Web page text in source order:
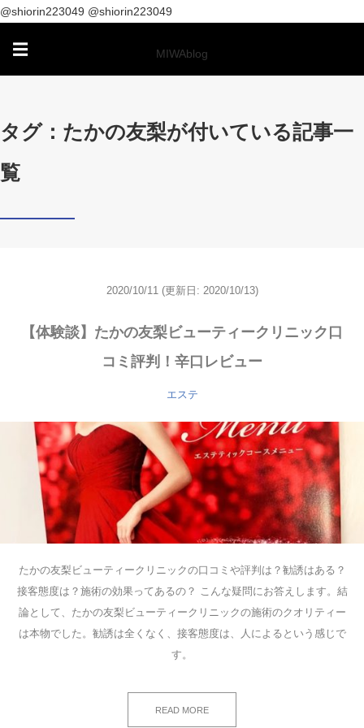
@shiorin223049 @shiorin223049
☰ MIWAblog
タグ：たかの友梨が付いている記事一
覧
2020/10/11 (更新日: 2020/10/13)
【体験談】たかの友梨ビューティークリニック口
コミ評判！辛口レビュー
エステ
たかの友梨ビューティークリニックの口コミや評判は？勧誘はある？
接客態度は？施術の効果ってあるの？ こんな疑問にお答えします。結
論として、たかの友梨ビューティークリニックの施術のクオリティー
は本物でした。勧誘は全くなく、接客態度は、人によるという感じで
す。
READ MORE